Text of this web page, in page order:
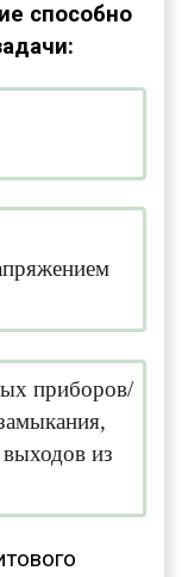
способно
приборов/
из